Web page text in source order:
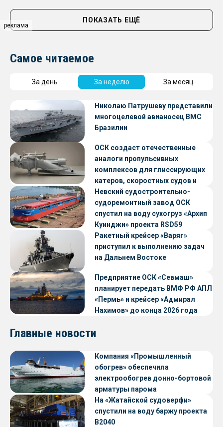
реклама
ПОКАЗАТЬ ЕЩЁ
Самое читаемое
За день За неделю За месяц
Николаю Патрушеву представили
многоцелевой авианосец ВМС
Бразилии
ОСК создаст отечественные
аналоги пропульсивных
комплексов для глиссирующих
катеров, скоростных судов и
судов с малой осадкой
Невский судостроительно-
судоремонтный завод ОСК
спустил на воду сухогруз «Архип
Куинджи» проекта RSD59
Ракетный крейсер «Варяг»
приступил к выполнению задач
на Дальнем Востоке
Предприятие ОСК «Севмаш»
планирует передать ВМФ РФ АПЛ
«Пермь» и крейсер «Адмирал
Нахимов» до конца 2026 года
Главные новости
Компания «Промышленный
обогрев» обеспечила
электрообогрев донно-бортовой
арматуры парома
«Петропавловск» проекта CNF22
На «Жатайской судоверфи»
спустили на воду баржу проекта
В2040